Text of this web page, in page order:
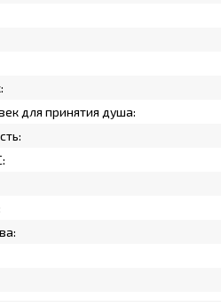
для принятия душа: